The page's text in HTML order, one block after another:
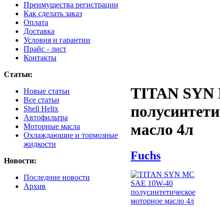
Преимущества регистрации
Как сделать заказ
Оплата
Доставка
Условия и гарантии
Прайс - лист
Контакты
Статьи:
Новые статьи
Все статьи
Shell Helix
Автофильтра
Моторные масла
Охлаждающие и тормозные
жидкости
Новости:
Последние новости
Архив
TITAN SYN
масло 4л
Fuchs